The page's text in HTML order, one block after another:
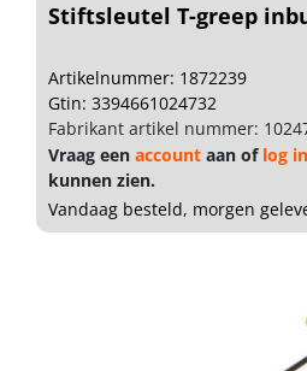
Stiftsleutel T-greep
Artikelnummer: 1872239
Gtin: 3394661024732
Fabrikant artikel nummer:
Vraag een account aan of log in
kunnen zien.
Vandaag besteld, morgen